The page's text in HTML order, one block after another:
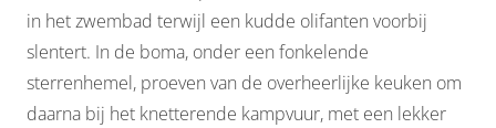
in het zwembad terwijl een kudde olifanten voorbij
slentert. In de boma, onder een fonkelende
sterrenhemel, proeven van de overheerlijke keuken om
daarna bij het knetterende kampvuur, met een lekker